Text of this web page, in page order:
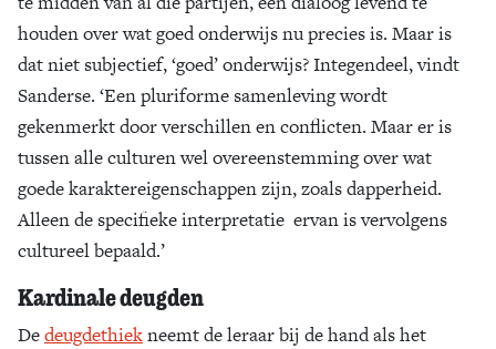
houden over wat goed onderwijs nu precies is. Maar is
dat niet subjectief, ‘goed’ onderwijs? Integendeel, vindt
Sanderse. ‘Een pluriforme samenleving wordt
gekenmerkt door verschillen en conflicten. Maar er is
tussen alle culturen wel overeenstemming over wat
goede karaktereigenschappen zijn, zoals dapperheid.
Alleen de specifieke interpretatie ervan is vervolgens
cultureel bepaald.’
Kardinale deugden
Dedeugdethiekneemt de leraar bij de hand als het